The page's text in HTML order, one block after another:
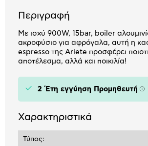
Περιγραφή
Με ισχύ 900W, 15bar, boiler
ακροφύσιο για αφρόγαλα, αυτή η
espresso της Ariete προσφέρει
αποτέλεσμα, αλλά και ποικιλία!
2 Έτη εγγύηση Προμηθευτή
Χαρακτηριστικά
Τύπος: